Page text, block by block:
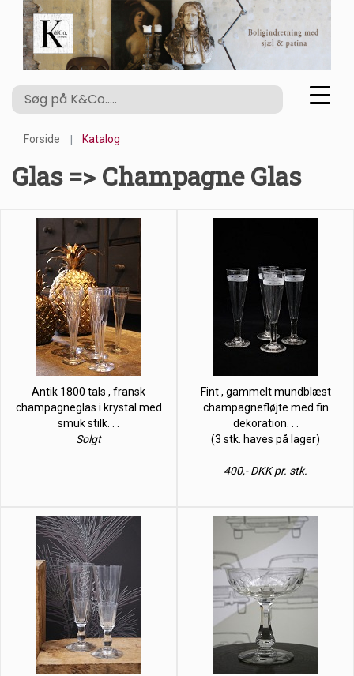
Forside Katalog
Glas => Champagne Glas
Antik 1800 tals , fransk
champagneglas i krystal med
smuk stilk. . .
Solgt
Fint , gammelt mundblæst
champagnefløjte med fin
dekoration. . .
(3 stk. haves på lager)
400,- DKK pr. stk.